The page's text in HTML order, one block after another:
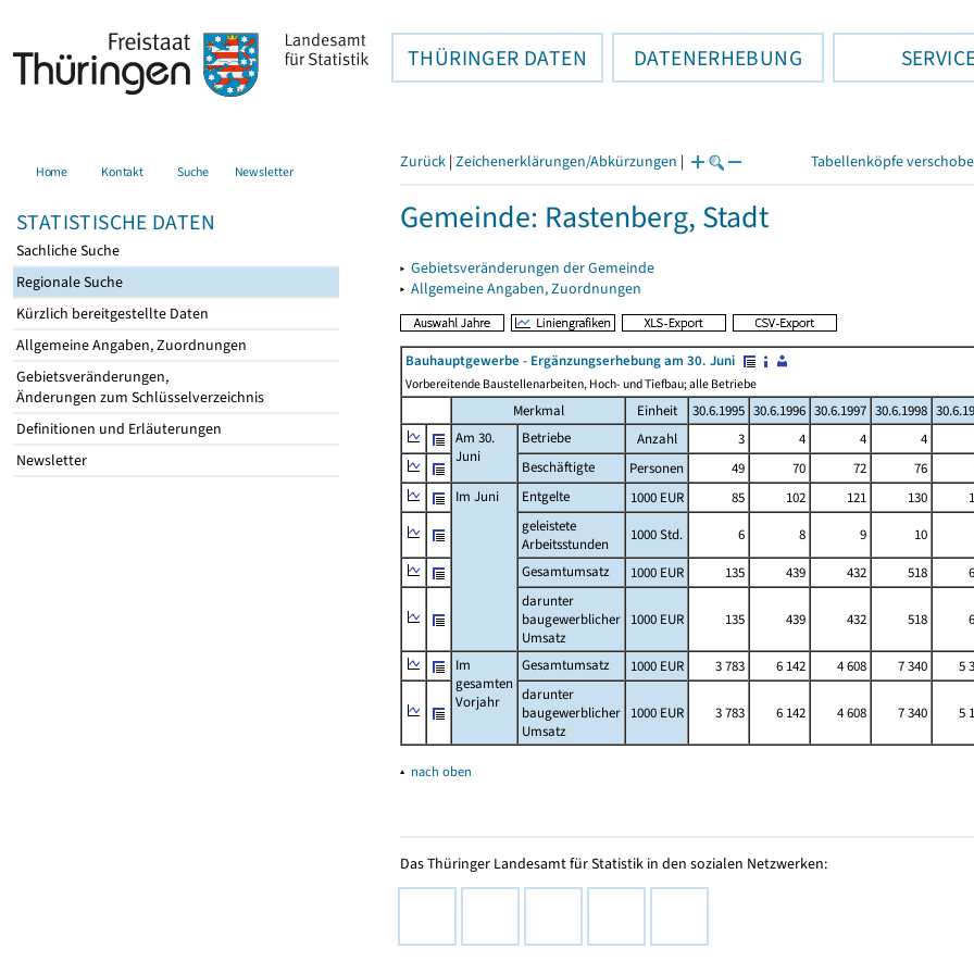
THÜRINGER DATEN DATENERHEBUNG
Home Kontakt Suche Newsletter
STATISTISCHE DATEN
Sachliche Suche
Regionale Suche
Kürzlich bereitgestellte Daten
Allgemeine Angaben, Zuordnungen
Gebietsveränderungen,
Änderungen zum Schlüsselverzeichnis
Definitionen und Erläuterungen
Newsletter
Zurück | Zeichenerklärungen/Abkürzungen | Tabellenköpfe
Gemeinde: Rastenberg, Stadt
▸ Gebietsveränderungen der Gemeinde
▸ Allgemeine Angaben, Zuordnungen
Bauhauptgewerbe - Ergänzungserhebung am 30. Juni
Vorbereitende Baustellenarbeiten, Hoch- und Tiefbau; alle Betriebe
Merkmal Einheit 30.6.1995 30.6.1996 30.6.1997 30.6.1998
Am 30.
Juni
Betriebe Anzahl 3 4 4 4
Beschäftigte
Personen 49 70 72 76
Im Juni
Entgelte 1000 EUR 85 102 121 130
geleistete
Arbeitsstunden
1000 Std. 6 8 9 10
Gesamtumsatz
1000 EUR 135 439 432 518
darunter
baugewerblicher
Umsatz
1000 EUR 135 439 432 518
Im
gesamten
Vorjahr
Gesamtumsatz 1000 EUR 3 783 6 142 4 608 7 340 5
darunter
baugewerblicher
Umsatz
1000 EUR 3 783 6 142 4 608 7 340 5
▴ nach oben
Das Thüringer Landesamt für Statistik in den sozialen Netzwerken: